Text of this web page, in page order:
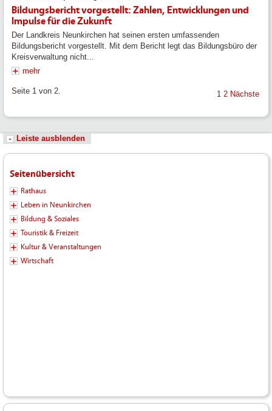
Bildungsbericht vorgestellt: Zahlen, Entwicklungen und
Impulse für die Zukunft
Der Landkreis Neunkirchen hat seinen ersten umfassenden
Bildungsbericht vorgestellt. Mit dem Bericht legt das Bildungsbüro der
Kreisverwaltung nicht...
mehr
Seite 1 von 2. 1 2 Nächste
Leiste ausblenden
Seitenübersicht
Rathaus
Leben in Neunkirchen
Bildung & Soziales
Touristik & Freizeit
Kultur & Veranstaltungen
Wirtschaft